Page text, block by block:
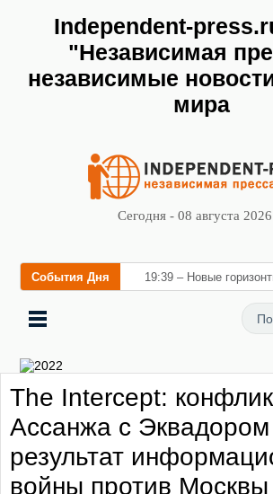
Independent-
"Независимая
независимые
мира
Сегодня - 08 августа
События Дня 19:39 – Новые
флебологии: в Москве
открылся «Городской
заболеваний вен и
профилактики тромбоза
The Intercept:
Ассанжа с
результат
войны против Москвы